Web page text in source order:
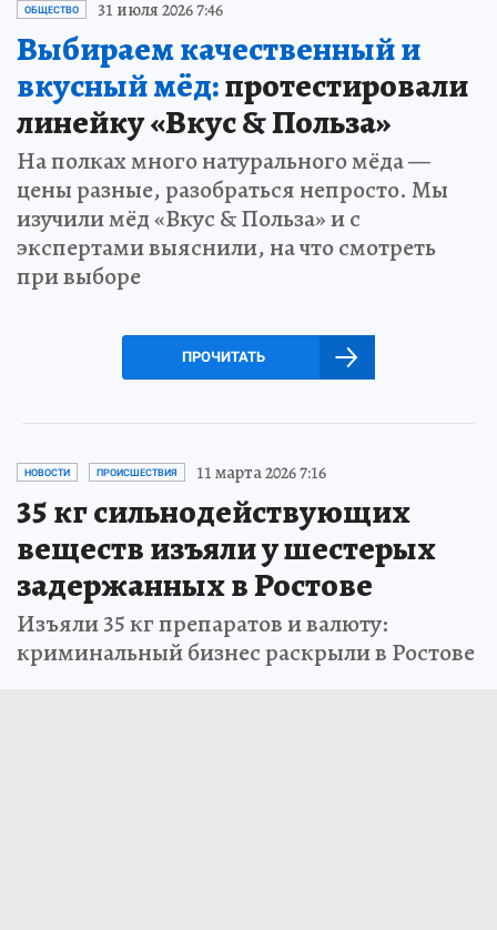
ОБЩЕСТВО 31 июля 2026 7:46
Выбираем качественный и
вкусный мёд:протестировали
линейку «Вкус & Польза»
На полках много натурального мёда —
цены разные, разобраться непросто. Мы
изучили мёд «Вкус & Польза» и с
экспертами выяснили, на что смотреть
при выборе
ПРОЧИТАТЬ
НОВОСТИ ПРОИСШЕСТВИЯ 11 марта 2026 7:16
35 кг сильнодействующих
веществ изъяли у шестерых
задержанных в Ростове
Изъяли 35 кг препаратов и валюту:
криминальный бизнес раскрыли в Ростове